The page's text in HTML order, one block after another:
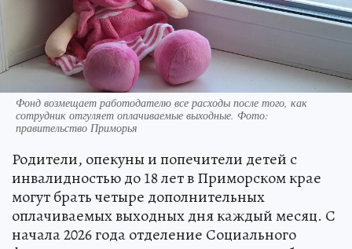
Фонд возмещает работодателю все расходы после того, как
сотрудник отгуляет оплачиваемые выходные. Фото:
правительство Приморья
Родители, опекуны и попечители детей с
инвалидностью до 18 лет в Приморском крае
могут брать четыре дополнительных
оплачиваемых выходных дня каждый месяц. С
начала 2026 года отделение Социального